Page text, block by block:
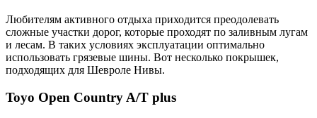
Любителям активного отдыха приходится преодолевать
сложные участки дорог, которые проходят по заливным лугам
и лесам. В таких условиях эксплуатации оптимально
использовать грязевые шины. Вот несколько покрышек,
подходящих для Шевроле Нивы.
Toyo Open Country A/T plus